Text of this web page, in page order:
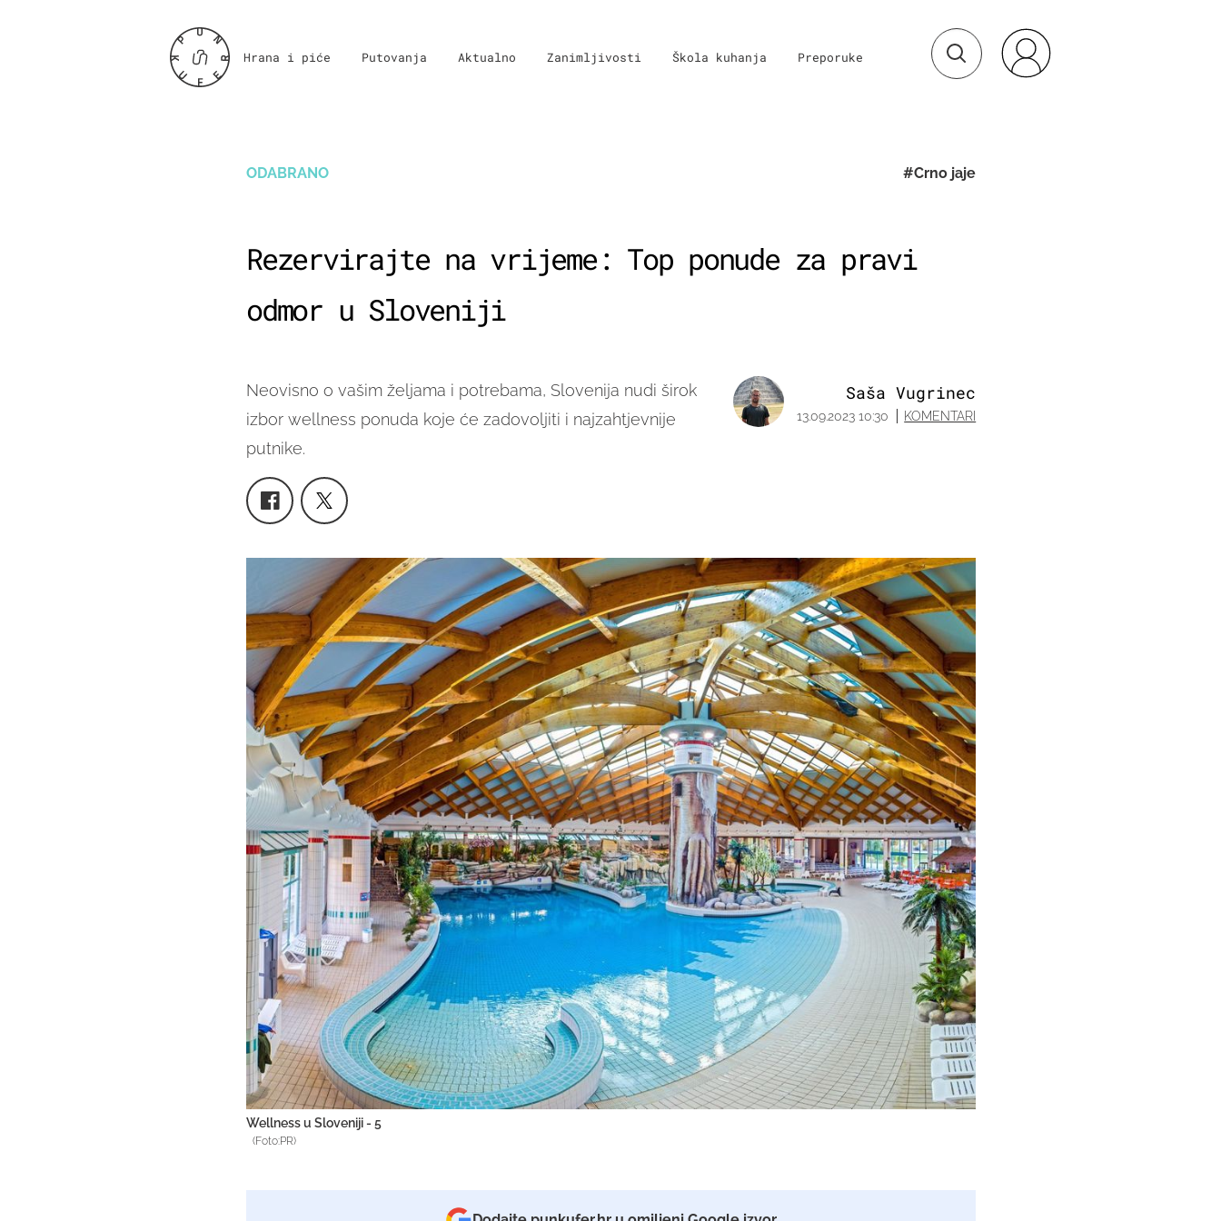
Hrana i piće Putovanja Aktualno Zanimljivosti Škola kuhanja Preporuke
ODABRANO #Crno jaje
Rezervirajte na vrijeme: Top ponude za pravi
odmor u Sloveniji
Neovisno o vašim željama i potrebama, Slovenija nudi širok
izbor wellness ponuda koje će zadovoljiti i najzahtjevnije
putnike.
Saša Vugrinec
13.09.2023 10:30 KOMENTARI
Wellness u Sloveniji - 5
(Foto:PR)